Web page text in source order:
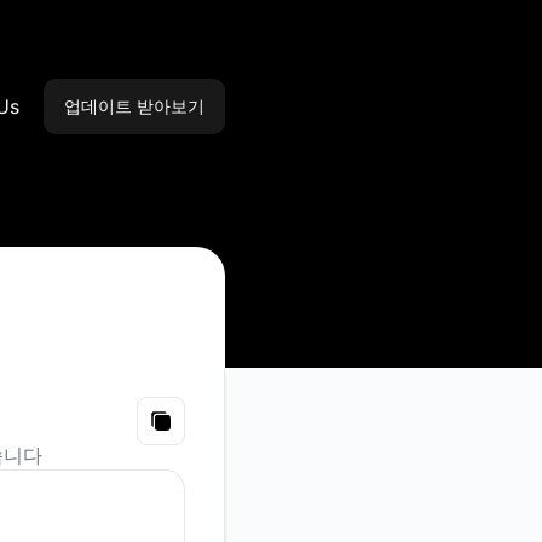
업데이트 받아보기
Google 채팅
Webhook
Copy
다